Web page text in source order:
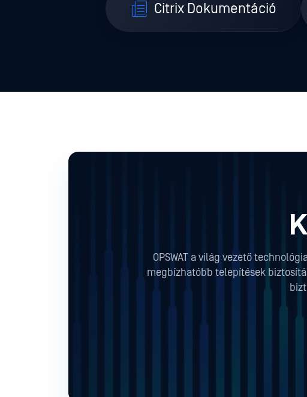
Citrix Dokumentáció
OPSWAT a világ vezető
megbízhatóbb telepítések